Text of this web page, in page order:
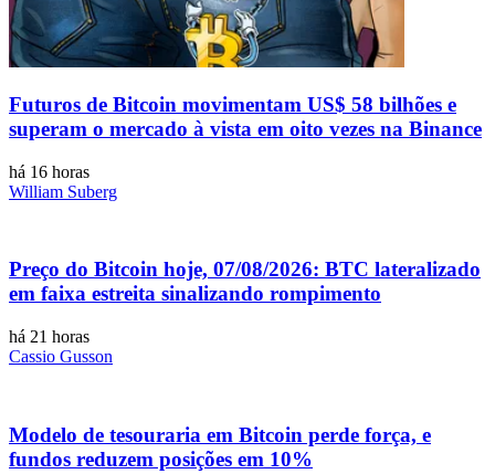
Futuros de Bitcoin movimentam US$ 58 bilhões e
superam o mercado à vista em oito vezes na Binance
há 16 horas
William Suberg
Preço do Bitcoin hoje, 07/08/2026: BTC lateralizado
em faixa estreita sinalizando rompimento
há 21 horas
Cassio Gusson
Modelo de tesouraria em Bitcoin perde força, e
fundos reduzem posições em 10%